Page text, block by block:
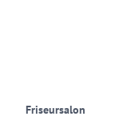
Friseursalon